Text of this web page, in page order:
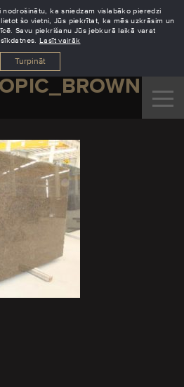
ka sniedzam vislabāko pieredzi
šo vietni, Jūs piekrītat, ka mēs uzkrāsim un
Savu piekrišanu Jūs jebkurā laikā varat
Lasīt vairāk
Turpināt